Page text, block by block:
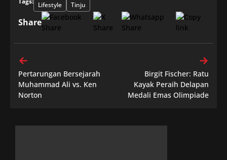
Lifestyle Tinju
Share
Pertarungan Bersejarah
Muhammad Ali vs. Ken
Norton
Birgit Fischer: Ratu
Kayak Peraih Delapan
Medali Emas Olimpiade